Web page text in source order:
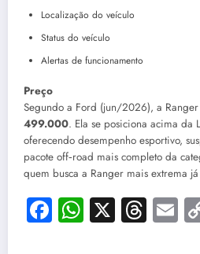
Localização do veículo
Status do veículo
Alertas de funcionamento
Preço
Segundo a Ford (jun/2026), a
499.000. Ela se posiciona acima da
oferecendo desempenho esportivo,
pacote off‑road mais completo da
quem busca a Ranger mais extrema
Facebook
WhatsApp
X